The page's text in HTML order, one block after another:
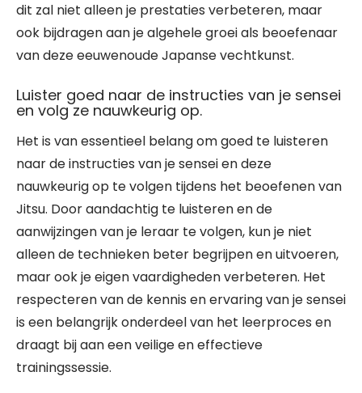
dit zal niet alleen je prestaties verbeteren, maar
ook bijdragen aan je algehele groei als beoefenaar
van deze eeuwenoude Japanse vechtkunst.
Luister goed naar de instructies van je sensei
en volg ze nauwkeurig op.
Het is van essentieel belang om goed te luisteren
naar de instructies van je sensei en deze
nauwkeurig op te volgen tijdens het beoefenen van
Jitsu. Door aandachtig te luisteren en de
aanwijzingen van je leraar te volgen, kun je niet
alleen de technieken beter begrijpen en uitvoeren,
maar ook je eigen vaardigheden verbeteren. Het
respecteren van de kennis en ervaring van je sensei
is een belangrijk onderdeel van het leerproces en
draagt bij aan een veilige en effectieve
trainingssessie.